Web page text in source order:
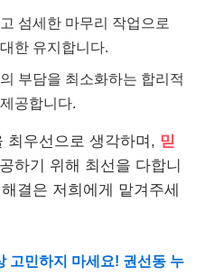
섬세한 마무리 작업으로
한 유지합니다.
부담을 최소화하는 합리적
공합니다.
최우선으로 생각하며, 믿
하기 위해 최선을 다합니
결은 저희에게 맡겨주세
고민하지 마세요! 권선동 누